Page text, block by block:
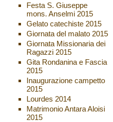
Festa S. Giuseppe
mons. Anselmi 2015
Gelato catechiste 2015
Giornata del malato 2015
Giornata Missionaria dei
Ragazzi 2015
Gita Rondanina e Fascia
2015
Inaugurazione campetto
2015
Lourdes 2014
Matrimonio Antara Aloisi
2015